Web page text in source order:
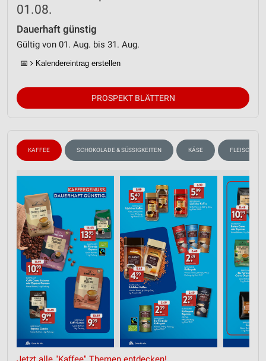
01.08.
Dauerhaft günstig
Gültig von 01. Aug. bis 31. Aug.
📅 Kalendereintrag erstellen
PROSPEKT BLÄTTERN
KAFFEE SCHOKOLADE & SÜSSIGKEITEN KÄSE FLEISCH &